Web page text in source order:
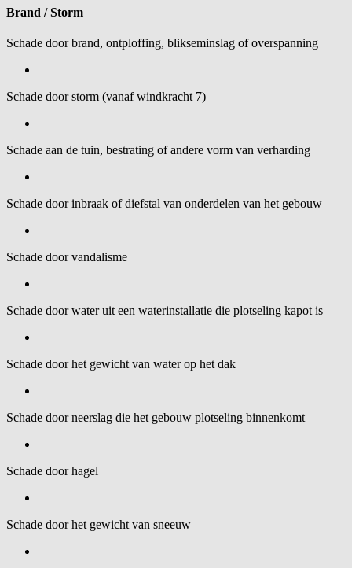
Brand / Storm
Schade door brand, ontploffing, blikseminslag of overspanning
Schade door storm (vanaf windkracht 7)
Schade aan de tuin, bestrating of andere vorm van verharding
Schade door inbraak of diefstal van onderdelen van het gebouw
Schade door vandalisme
Schade door water uit een waterinstallatie die plotseling kapot is
Schade door het gewicht van water op het dak
Schade door neerslag die het gebouw plotseling binnenkomt
Schade door hagel
Schade door het gewicht van sneeuw